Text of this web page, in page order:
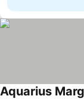
Aquarius